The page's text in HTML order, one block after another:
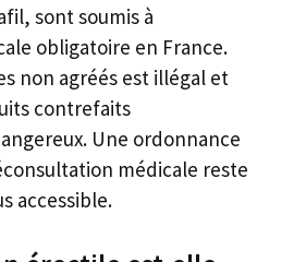
sont soumis à
obligatoire en France.
non agréés est illégal et
contrefaits
Une ordonnance
médicale reste
accessible.